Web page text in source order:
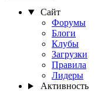
Сайт
Форумы
Блоги
Клубы
Загрузки
Правила
Лидеры
Активность